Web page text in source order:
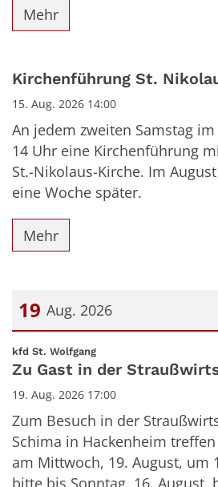
Mehr
Kirchenführung St.
15. Aug. 2026 14:00
An jedem zweiten Samstag
14 Uhr eine Kirchenführung
St.-Nikolaus-Kirche. Im
eine Woche später.
Mehr
19 Aug. 2026
Datum: 19. August 2026
kfd St. Wolfgang:
Zu Gast in der
19. Aug. 2026 17:00
Zum Besuch in der
Schima in Hackenheim
am Mittwoch, 19. August, um
bitte bis Sonntag, 16. August,